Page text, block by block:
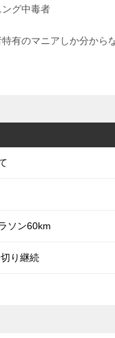
グ中毒者
有のマニアしか分から
ソン60km
り継続